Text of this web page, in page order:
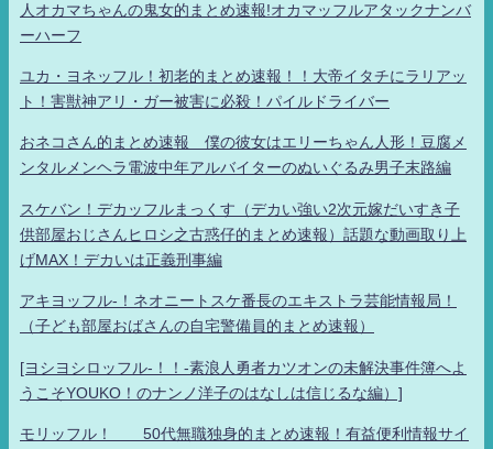
人オカマちゃんの鬼女的まとめ速報!オカマッフルアタックナンバ
ーハーフ
ユカ・ヨネッフル！初老的まとめ速報！！大帝イタチにラリアッ
ト！害獣神アリ・ガー被害に必殺！パイルドライバー
おネコさん的まとめ速報 僕の彼女はエリーちゃん人形！豆腐メ
ンタルメンヘラ電波中年アルバイターのぬいぐるみ男子末路編
スケバン！デカッフルまっくす（デカい強い2次元嫁だいすき子
供部屋おじさんヒロシ之古惑仔的まとめ速報）話題な動画取り上
げMAX！デカいは正義刑事編
アキヨッフル-！ネオニートスケ番長のエキストラ芸能情報局！
（子ども部屋おばさんの自宅警備員的まとめ速報）
[ヨシヨシロッフル-！！-素浪人勇者カツオンの未解決事件簿へよ
うこそYOUKO！のナンノ洋子のはなしは信じるな編）]
モリッフル！ 50代無職独身的まとめ速報！有益便利情報サイ